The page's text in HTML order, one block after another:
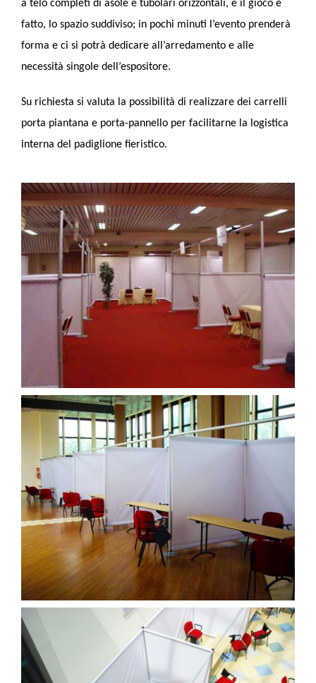
a telo completi di asole e tubolari orizzontali, e il gioco è
fatto, lo spazio suddiviso; in pochi minuti l’evento prenderà
forma e ci si potrà dedicare all’arredamento e alle
necessità singole dell’espositore.
Su richiesta si valuta la possibilità di realizzare dei carrelli
porta piantana e porta-pannello per facilitarne la logistica
interna del padiglione fieristico.